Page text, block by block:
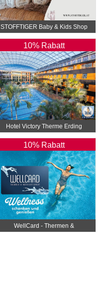
STOFFTIGER Baby & Kids Shop
10% Rabatt
Hotel Victory Therme Erding
10% Rabatt
WellCard - Thermen &